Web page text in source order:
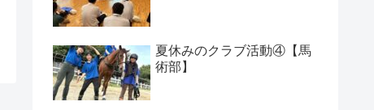
夏休みのクラブ活動④【馬
術部】